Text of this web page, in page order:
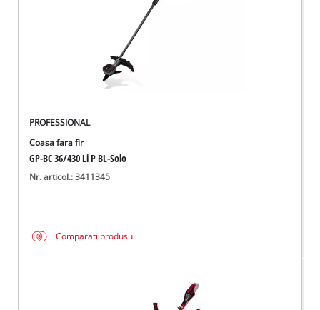
PROFESSIONAL
Coasa fara fir
GP-BC 36/430 Li P BL-Solo
Nr. articol.: 3411345
Comparati produsul